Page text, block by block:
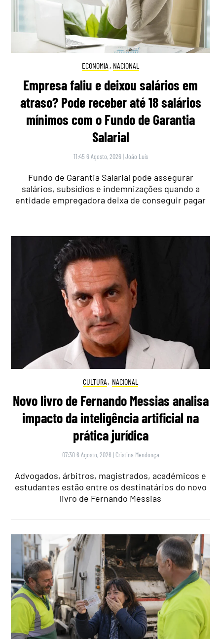
ECONOMIA , NACIONAL
Empresa faliu e deixou salários em
atraso? Pode receber até 18 salários
mínimos com o Fundo de Garantia
Salarial
11:45 6 Agosto, 2026 |João Luís
Fundo de Garantia Salarial pode assegurar
salários, subsídios e indemnizações quando a
entidade empregadora deixa de conseguir pagar
CULTURA , NACIONAL
Novo livro de Fernando Messias analisa
impacto da inteligência artificial na
prática jurídica
07:30 6 Agosto, 2026 | Cristina Mendonça
Advogados, árbitros, magistrados, académicos e
estudantes estão entre os destinatários do novo
livro de Fernando Messias